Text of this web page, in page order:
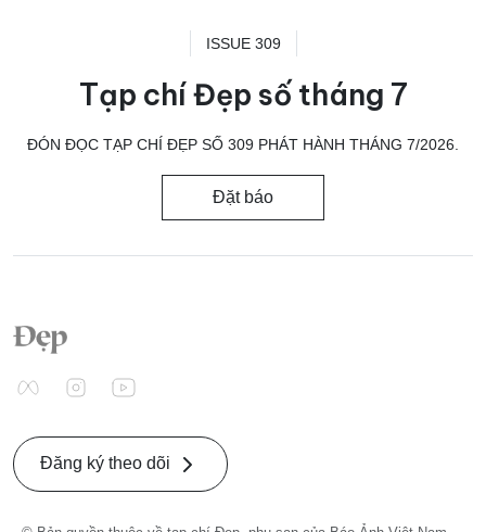
ISSUE 309
Tạp chí Đẹp số tháng 7
ĐÓN ĐỌC TẠP CHÍ ĐẸP SỐ 309 PHÁT HÀNH THÁNG 7/2026.
Đặt báo
Đăng ký theo dõi